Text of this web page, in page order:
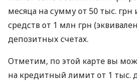
месяца на сумму от 50 тыс. грн
средств от 1 млн грн
депозитных счетах.
Отметим, по этой карте вы
на кредитный лимит от 1 тыс.